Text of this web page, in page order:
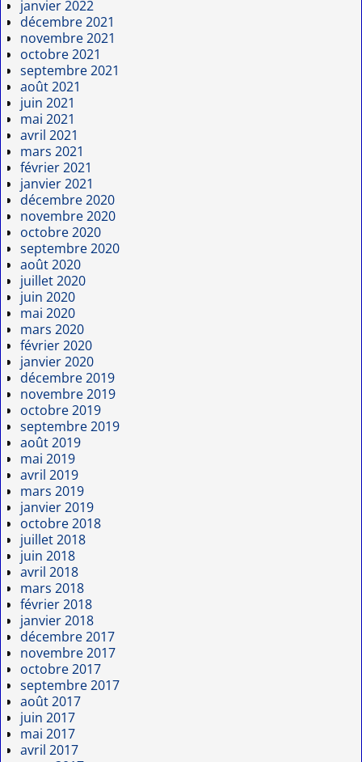
janvier 2022
décembre 2021
novembre 2021
octobre 2021
septembre 2021
août 2021
juin 2021
mai 2021
avril 2021
mars 2021
février 2021
janvier 2021
décembre 2020
novembre 2020
octobre 2020
septembre 2020
août 2020
juillet 2020
juin 2020
mai 2020
mars 2020
février 2020
janvier 2020
décembre 2019
novembre 2019
octobre 2019
septembre 2019
août 2019
mai 2019
avril 2019
mars 2019
janvier 2019
octobre 2018
juillet 2018
juin 2018
avril 2018
mars 2018
février 2018
janvier 2018
décembre 2017
novembre 2017
octobre 2017
septembre 2017
août 2017
juin 2017
mai 2017
avril 2017